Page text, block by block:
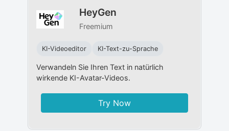
HeyGen
Freemium
KI-Videoeditor KI-Text-zu-Sprache
Verwandeln Sie Ihren Text in natürlich
wirkende KI-Avatar-Videos.
Try Now